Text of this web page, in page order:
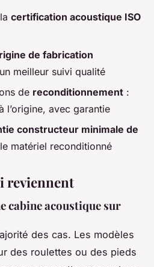
certification acoustique ISO
de fabrication
meilleur suivi qualité
de reconditionnement :
l’origine, avec garantie
constructeur minimale de
matériel reconditionné
reviennent
cabine acoustique sur
des cas. Les modèles
des roulettes ou des pieds